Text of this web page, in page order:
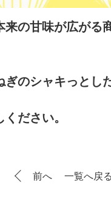
の甘味が広がる
のシャキっとし
ださい。
前へ 一覧へ戻る